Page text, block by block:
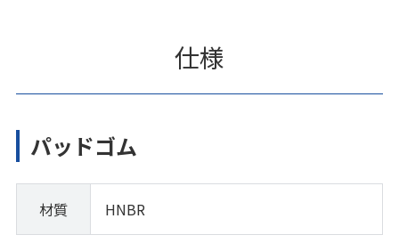
仕様
パッドゴム
材質 HNBR